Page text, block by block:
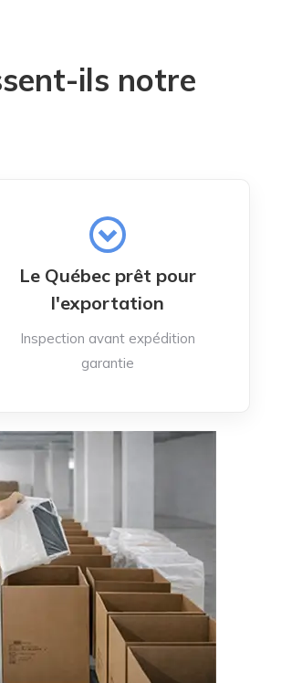
ils notre
Le Québec prêt pour
l'exportation
Inspection avant expédition
garantie